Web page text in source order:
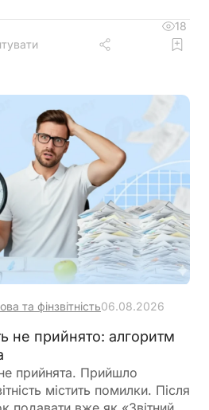
пунктів, а також
у консервації чи
встановлені
України
18
та фінзвітність06.08.2026
не прийнято: алгоритм
містить помилки. Після